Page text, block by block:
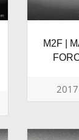
M2F |